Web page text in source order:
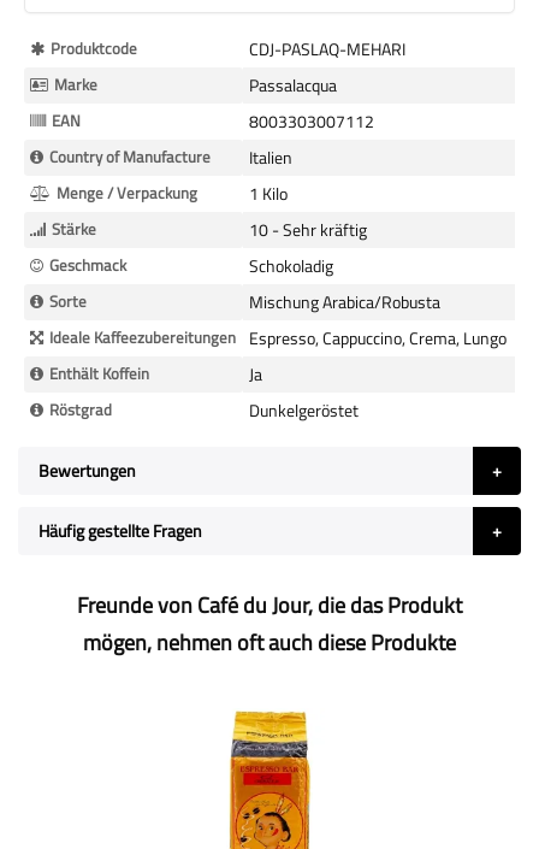
Mehr
Informationen
Produktcode CDJ-PASLAQ-MEHARI
Marke Passalacqua
EAN 8003303007112
Country of Manufacture Italien
Menge / Verpackung 1 Kilo
Stärke 10 - Sehr kräftig
Geschmack Schokoladig
Sorte Mischung Arabica/Robusta
Ideale Kaffeezubereitungen Espresso, Cappuccino, Crema, Lungo
Enthält Koffein Ja
Röstgrad Dunkelgeröstet
Bewertungen
Häufig gestellte Fragen
Freunde von Café du Jour, die das Produkt
mögen, nehmen oft auch diese Produkte